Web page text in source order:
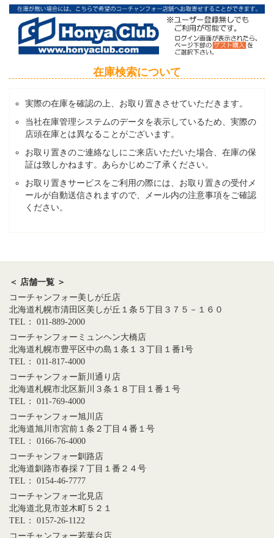
在庫検索について
実際の在庫を確認の上、お取り置きさせていただきます。
当社在庫管理システムのデータを表示しているため、実際の
店頭在庫とは異なることがございます。
お取り置きのご連絡なしにご来店いただいた場合、在庫の保
証は致しかねます。あらかじめご了承ください。
お取り置きサービスをご利用の際には、お取り置きの受付メ
ールが自動送信されますので、メール内の注意事項をご確認
ください。
＜ 店舗一覧 ＞
コーチャンフォー美しが丘店
北海道札幌市清田区美しが丘１条５丁目３７５－１６０
TEL： 011-889-2000
コーチャンフォーミュンヘン大橋店
北海道札幌市豊平区中の島１条１３丁目１番1号
TEL： 011-817-4000
コーチャンフォー新川通り店
北海道札幌市北区新川３条１８丁目１番１号
TEL： 011-769-4000
コーチャンフォー旭川店
北海道旭川市宮前１条２丁目４番１号
TEL： 0166-76-4000
コーチャンフォー釧路店
北海道釧路市春採７丁目１番２４号
TEL： 0154-46-7777
コーチャンフォー北見店
北海道北見市並木町５２１
TEL： 0157-26-1122
コーチャンフォー若葉台店